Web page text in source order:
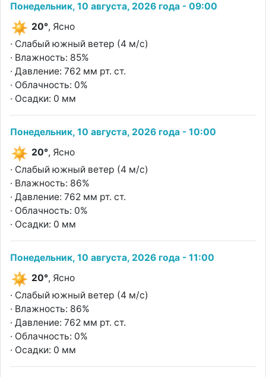
Понедельник, 10 августа, 2026 года - 09:00
20°, Ясно
· Слабый южный ветер (4 м/с)
· Влажность: 85%
· Давление: 762 мм рт. ст.
· Облачность: 0%
· Осадки: 0 мм
Понедельник, 10 августа, 2026 года - 10:00
20°, Ясно
· Слабый южный ветер (4 м/с)
· Влажность: 86%
· Давление: 762 мм рт. ст.
· Облачность: 0%
· Осадки: 0 мм
Понедельник, 10 августа, 2026 года - 11:00
20°, Ясно
· Слабый южный ветер (4 м/с)
· Влажность: 86%
· Давление: 762 мм рт. ст.
· Облачность: 0%
· Осадки: 0 мм